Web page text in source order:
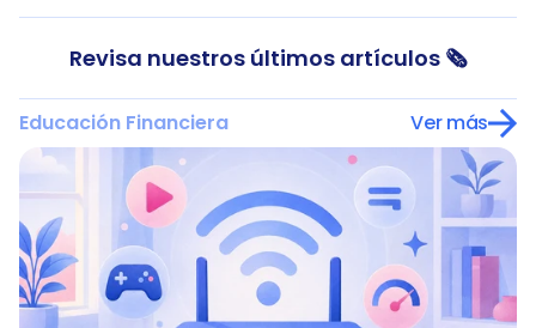
Revisa nuestros últimos artículos 🗞️
Educación Financiera Ver más